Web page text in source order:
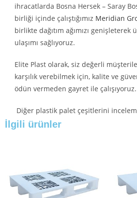
ihracatlarda Bosna Hersek – Saray
birliği içinde çalıştığımız Meridian
birlikte dağıtım ağımızı
ulaşımı sağlıyoruz.
Elite Plast olarak, siz değerli
karşılık verebilmek için, kalite ve
ödün vermeden gayret ile çalışıyoruz.
Diğer plastik palet çeşitlerini
İlgili ürünler